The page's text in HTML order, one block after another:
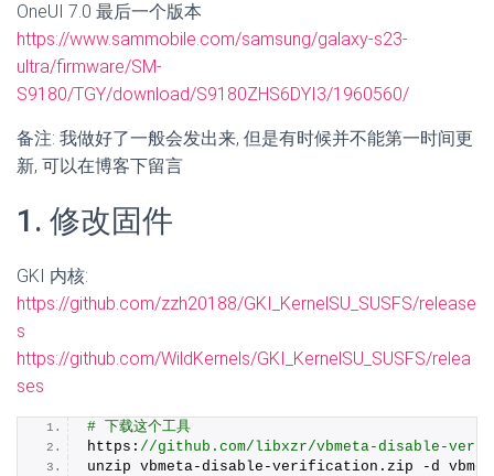
OneUI 7.0 最后一个版本
https://www.sammobile.com/samsung/galaxy-s23-
ultra/firmware/SM-
S9180/TGY/download/S9180ZHS6DYI3/1960560/
备注: 我做好了一般会发出来, 但是有时候并不能第一时间更
新, 可以在博客下留言
1. 修改固件
GKI 内核:
https://github.com/zzh20188/GKI_KernelSU_SUSFS/release
s
https://github.com/WildKernels/GKI_KernelSU_SUSFS/relea
ses
# 下载这个工具
https: //github.com/libxzr/vbmeta-disable-
unzip vbmeta-disable-verification. zip -d